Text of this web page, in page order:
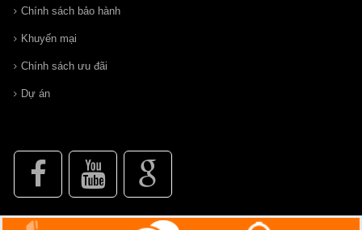
Chính sách bảo hành
Khuyến mại
Chính sách ưu đãi
Dự án